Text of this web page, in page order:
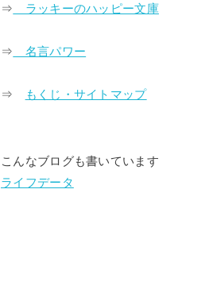
⇒ ラッキーのハッピー文庫
⇒ 名言パワー
⇒ もくじ・サイトマップ
こんなブログも書いています
ライフデータ